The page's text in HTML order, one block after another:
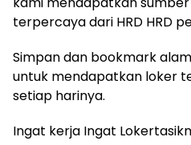
terpercaya dari HRD HRD
Simpan dan bookmark
untuk mendapatkan loker
setiap harinya.
Ingat kerja Ingat